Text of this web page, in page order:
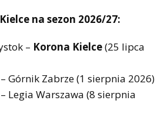
na sezon 2026/27:
– Korona Kielce(25 lipca
– Górnik Zabrze (1 sierpnia 2026)
– Legia Warszawa (8 sierpnia